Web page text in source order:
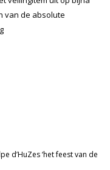
van de absolute
d’HuZes ‘het feest van de